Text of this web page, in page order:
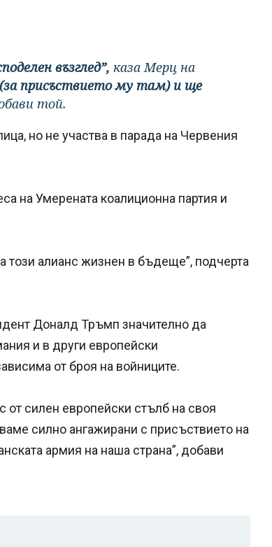
възглед”, каза Мерц на
присъствието му там) и ще
той.
но не участва в парада на Червения
на Умерената коалиционна партия и
този алианс жизнен в бъдеще”, подчерта
Доналд Тръмп значително да
и в други европейски
от броя на войниците.
силен европейски стълб на своя
силно ангажирани с присъствието на
армия на наша страна”, добави